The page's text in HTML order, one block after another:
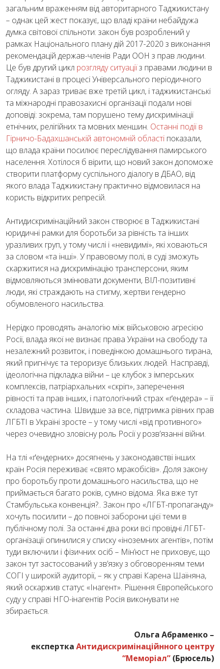
загальним враженням від авторитарного Таджикистану
– однак цей жест показує, що владі країни небайдужа
думка світової спільноти: закон був розроблений у
рамках Національного плану дій 2017-2020 з виконання
рекомендацій держав-членів Ради ООН з прав людини.
Це був другий цикл розгляду ситуаціїз правами людини в
Таджикистані в процесі Універсального періодичного
огляду. А зараз триває вже третій цикл, і таджикистанські
та міжнародні правозахисні організації подали нові
доповіді: зокрема, там порушено тему дискримінації
етнічних, релігійних та мовних меншин. Останні події в
Гірничо-Бадахшанській автономній області показали,
що влада країни посилює переслідування памирського
населення. Хотілося б вірити, що новий закон допоможе
створити платформу суспільного діалогу в ДБАО, від
якого влада Таджикистану практично відмовилася на
користь відкритих репресій.
Антидискримінаційний закон створює в Таджикистані
юридичні рамки для боротьби за рівність та інших
уразливих груп, у тому числі і «невидимі», які ховаються
за словом «та інші». У правовому полі, в суді зможуть
скаржитися на дискримінацію трансперсони, яким
відмовляються змінювати документи, ВІЛ-позитивні
люди, які страждають на стигму, жертви гендерно
обумовленого насильства.
Нерідко проводять аналогію між військовою агресією
Росії, влада якої не визнає права України на свободу та
незалежний розвиток, і поведінкою домашнього тирана,
який пригнічує та тероризує близьких людей. Насправді,
ідеологічна підкладка війни – це клубок з імперських
комплексів, патріархальних «скріп», заперечення
рівності та прав інших, і патологічний страх «ґендера» – її
складова частина. Швидше за все, підтримка рівних прав
ЛГБТІ в Україні зросте – у тому числі «від противного»
через очевидно зловісну роль Росії у розв’язанні війни.
На тлі «ґендерних» досягнень у законодавстві інших
країн Росія переживає «свято мракобісів». Доля закону
про боротьбу проти домашнього насильства, що не
приймається багато років, сумно відома. Яка вже тут
Стамбульська конвенція?.. Закон про «ЛГБТ-пропаганду»
хочуть посилити – до повної заборони цієї теми в
публічному полі. За останні два роки всі провідні ЛГБТ-
організації опинилися у списку «іноземних агентів», потім
туди включили і фізичних осіб – Мін’юст не приховує, що
закон тут застосований у зв’язку з обговоренням теми
СОГІ у широкій аудиторії, – як у справі Карена Шаїняна,
який оскаржив статус «Інагент». Рішення Європейського
суду у справі НГО-інагентів Росія виконувати не
збирається.
Ольга Абраменко –
експертка Антидискримінаційнного центру
“Меморіал” (Брюсель)